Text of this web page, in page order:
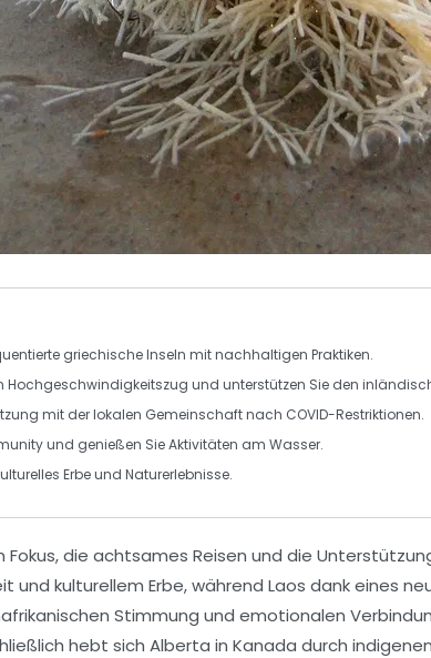
griechische Inseln mit nachhaltigen Praktiken.
Hochgeschwindigkeitszug und unterstützen Sie den
mit der lokalen Gemeinschaftnach COVID-Restriktionen.
und genießen Sie Aktivitäten am Wasser.
Erbe und Naturerlebnisse.
Fokus, die achtsames Reisen und die
und kulturellem Erbe, während Laos dank eines
Stimmung und emotionalen
hebt sich Alberta in Kanada durch